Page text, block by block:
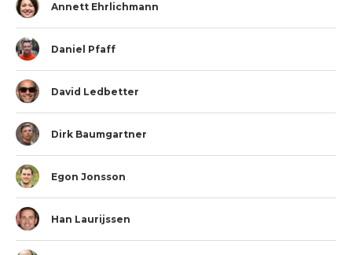
Annett Ehrlichmann
Daniel Pfaff
David Ledbetter
Dirk Baumgartner
Egon Jonsson
Han Laurijssen